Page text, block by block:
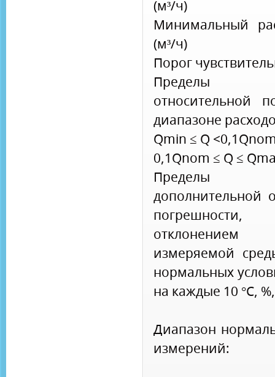
(м³/ч)
Минимальный
(м³/ч)
Порог
Пределы
относительной
диапазоне
Qmin ≤ Q
0,1Qnom ≤ Q ≤
Пределы
дополнительной
отклонением
измеряемой
нормальных
на каждые 10 °С,
Диапазон
измерений: